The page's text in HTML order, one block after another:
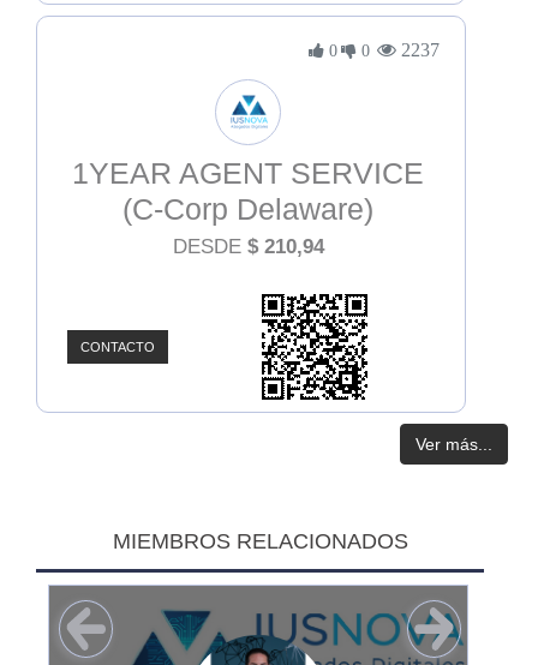
0 0 2237
1YEAR AGENT SERVICE
(C-Corp Delaware)
DESDE $ 210,94
CONTACTO
Ver más...
MIEMBROS RELACIONADOS